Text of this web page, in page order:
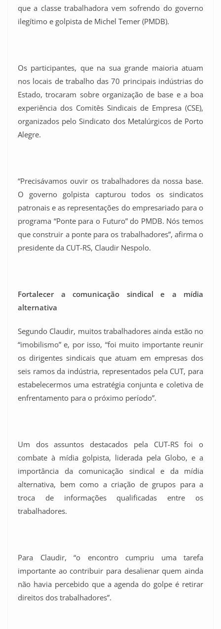
que a classe trabalhadora vem sofrendo do governo
ilegítimo e golpista de Michel Temer (PMDB).
Os participantes, que na sua grande maioria atuam
nos locais de trabalho das 70 principais indústrias do
Estado, trocaram sobre organização de base e a boa
experiência dos Comitês Sindicais de Empresa (CSE),
organizados pelo Sindicato dos Metalúrgicos de Porto
Alegre.
“Precisávamos ouvir os trabalhadores da nossa base.
O governo golpista capturou todos os sindicatos
patronais e as representações do empresariado para o
programa “Ponte para o Futuro” do PMDB. Nós temos
que construir a ponte para os trabalhadores”, afirma o
presidente da CUT-RS, Claudir Nespolo.
Fortalecer a comunicação sindical e a mídia
alternativa
Segundo Claudir, muitos trabalhadores ainda estão no
“imobilismo” e, por isso, “foi muito importante reunir
os dirigentes sindicais que atuam em empresas dos
seis ramos da indústria, representados pela CUT, para
estabelecermos uma estratégia conjunta e coletiva de
enfrentamento para o próximo período”.
Um dos assuntos destacados pela CUT-RS foi o
combate à mídia golpista, liderada pela Globo, e a
importância da comunicação sindical e da mídia
alternativa, bem como a criação de grupos para a
troca de informações qualificadas entre os
trabalhadores.
Para Claudir, “o encontro cumpriu uma tarefa
importante ao contribuir para desalienar quem ainda
não havia percebido que a agenda do golpe é retirar
direitos dos trabalhadores”.